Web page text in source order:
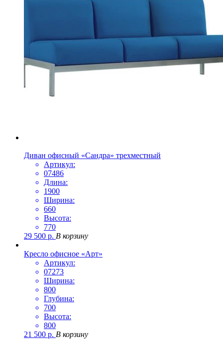
Диван офисный «Сандра» трехместный
Артикул:
07486
Длина:
1900
Ширина:
660
Высота:
770
29 500 р. В корзину
Кресло офисное «Арт»
Артикул:
07273
Ширина:
800
Глубина:
700
Высота:
800
21 500 р. В корзину